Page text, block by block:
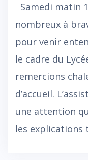
Samedi matin
nombreux à
pour venir
le cadre du
remercions
d’accueil.
une attention
les